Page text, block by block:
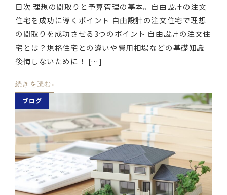
目次 理想の間取りと予算管理の基本。自由設計の注文
住宅を成功に導くポイント 自由設計の注文住宅で理想
の間取りを成功させる3つのポイント 自由設計の注文住
宅とは？規格住宅との違いや費用相場などの基礎知識
後悔しないために！ […]
続きを読む ›
ブログ